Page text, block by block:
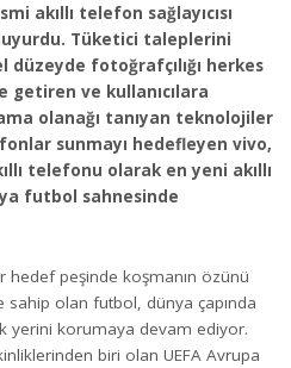
akıllı telefon sağlayıcısı
Tüketici taleplerini
düzeyde fotoğrafçılığı herkes
getiren ve kullanıcılara
olanağı tanıyan teknolojiler
sunmayı hedefleyen vivo,
telefonu olarak en yeni akıllı
futbol sahnesinde
hedef peşinde koşmanın özünü
olan futbol, dünya çapında
yerini korumaya devam ediyor.
biri olan UEFA Avrupa